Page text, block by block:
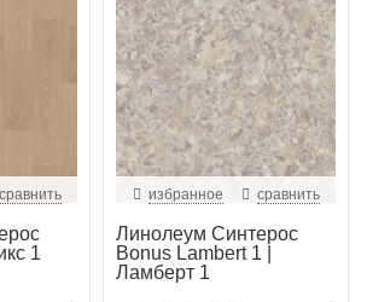
сравнить
1
избранное сравнить
Линолеум Синтерос
Bonus Lambert 1 |
Ламберт 1